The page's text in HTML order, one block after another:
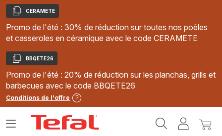
Copier
CERAMETE
Promo de l'été : 30% de réduction sur toutes nos poêles
et casseroles en céramique avec le code CERAMETE
Copier
BBQETE26
Promo de l'été : 20% de réduction sur les planchas, grills et
barbecues avec le code BBQETE26
Conditions de l'offre
MonMon
Ouvrir